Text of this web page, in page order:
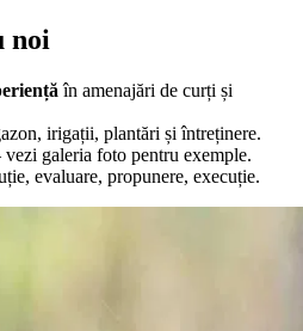
noi
în amenajări de curți și
irigații, plantări și întreținere.
galeria foto pentru exemple.
evaluare, propunere, execuție.